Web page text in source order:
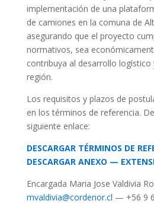
implementación de una
de camiones en la comuna de
asegurando que el proyecto
normativos, sea
contribuya al desarrollo logístico
región.
Los requisitos y plazos de
en los términos de referencia.
siguiente enlace:
DESCARGAR TÉRMINOS DE
DESCARGAR ANEXO —
Encargada Maria Jose Valdivia
mvaldivia@cordenor.cl — +56 9